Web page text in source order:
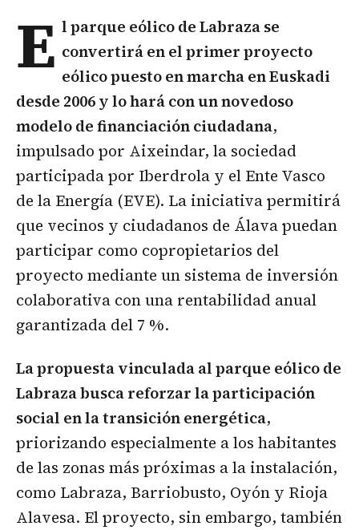
E l parque eólico deLabrazase
convertirá en el primer proyecto
eólico puesto en marcha en Euskadi
desde 2006 y lo hará con un novedoso
modelo de financiación ciudadana,
impulsado por Aixeindar, la sociedad
participada por Iberdrola y el Ente Vasco
de la Energía (EVE). La iniciativa permitirá
que vecinos y ciudadanos de Álava puedan
participar como copropietarios del
proyecto mediante un sistema de inversión
colaborativa con una rentabilidad anual
garantizada del 7 %.
La propuesta vinculada al parque eólico de
Labraza busca reforzar la participación
social en la transición energética,
priorizando especialmente a los habitantes
de las zonas más próximas a la instalación,
como Labraza, Barriobusto, Oyón y Rioja
Alavesa. El proyecto, sin embargo, también